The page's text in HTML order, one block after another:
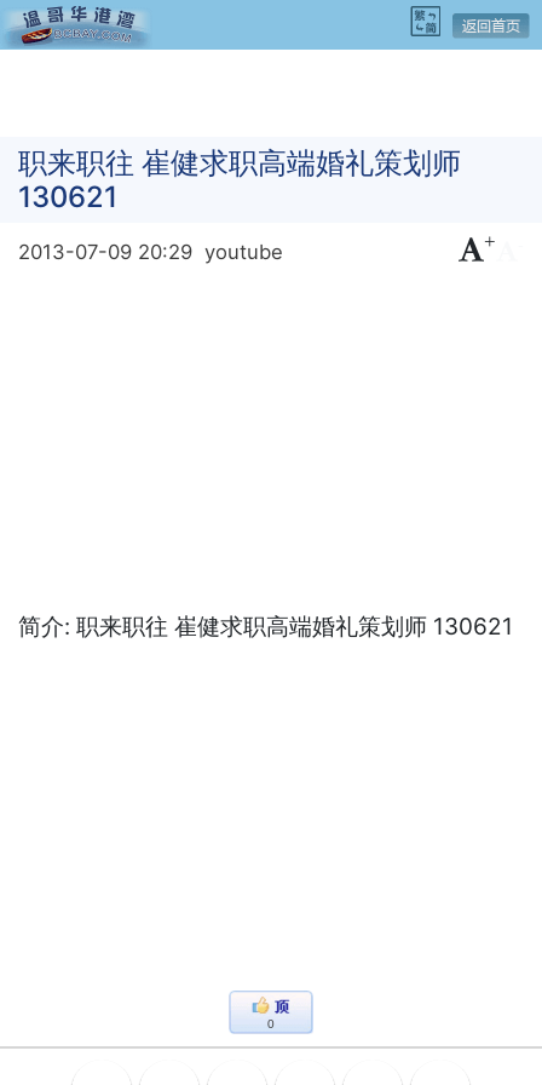
职来职往 崔健求职高端婚礼策划师
130621
2013-07-09 20:29 youtube +
简介: 职来职往 崔健求职高端婚礼策划师 130621
0